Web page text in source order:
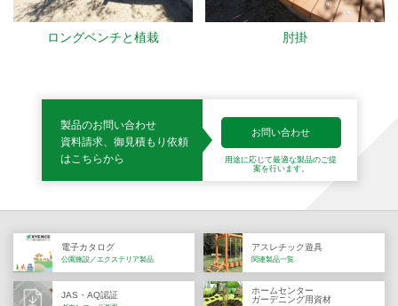
ロングベンチと植栽 肘掛
製品のお問い合わせ
資料請求、御見積もり依頼
はこちらから
お問い合わせ
用途に応じて最適な製品のご提
案を行います。
電子カタログ
公園施設／エクステリア製品
アスレチック遊具
関連製品一覧
JAS・AQ認証
ホームセンター
ガーデニング用資材